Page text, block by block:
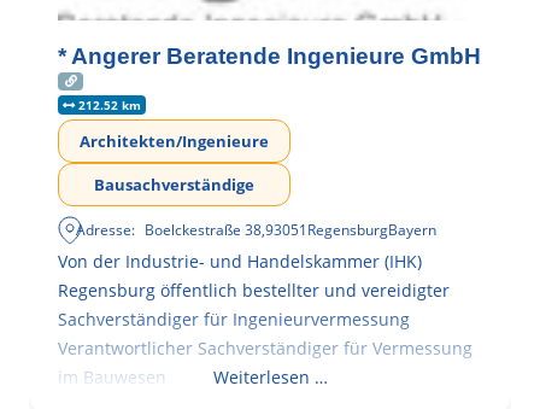
* Angerer Beratende Ingenieure GmbH
212.52 km
Architekten/Ingenieure
Bausachverständige
Adresse: Boelckestraße 38,93051RegensburgBayern
Von der Industrie- und Handelskammer (IHK)
Regensburg öffentlich bestellter und vereidigter
Sachverständiger für Ingenieurvermessung
Verantwortlicher Sachverständiger für Vermessung
im Bauwesen
Weiterlesen …